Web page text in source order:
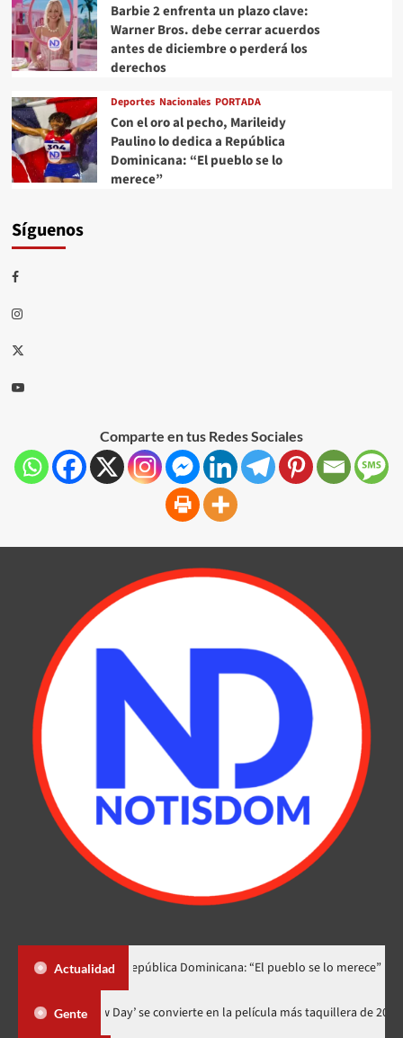
Barbie 2 enfrenta un plazo clave:
Warner Bros. debe cerrar acuerdos
antes de diciembre o perderá los
derechos
Deportes Nacionales PORTADA
Con el oro al pecho, Marileidy
Paulino lo dedica a República
Dominicana: “El pueblo se lo
merece”
Síguenos
Comparte en tus Redes Sociales
Actualidad
a República Dominicana: “El pueblo se lo merece”
Gente
‘Spider-Man: Brand New Day’ se convierte en la película más